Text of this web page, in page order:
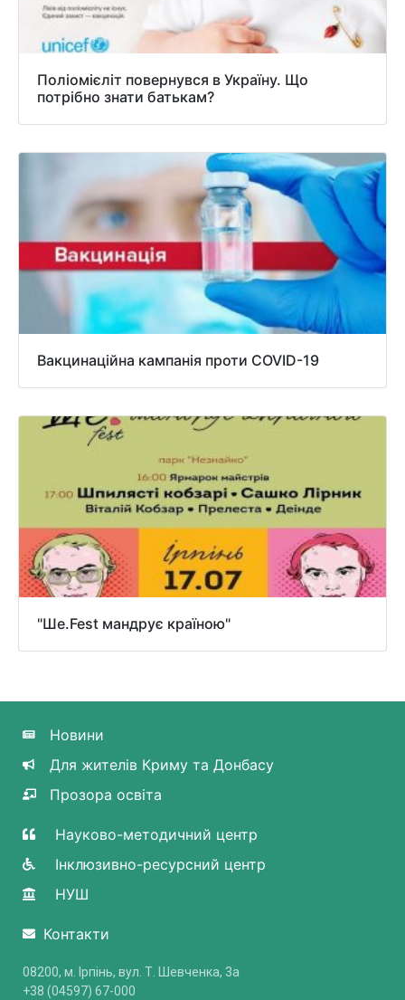
Поліомієліт повернувся в Україну. Що
потрібно знати батькам?
Вакцинаційна кампанія проти COVID-19
"Ше.Fest мандрує країною"
Новини
Для жителів Криму та Донбасу
Прозора освіта
Науково-методичний центр
Інклюзивно-ресурсний центр
НУШ
Контакти
08200, м. Ірпінь, вул. Т. Шевченка, 3a
+38 (04597) 67-000